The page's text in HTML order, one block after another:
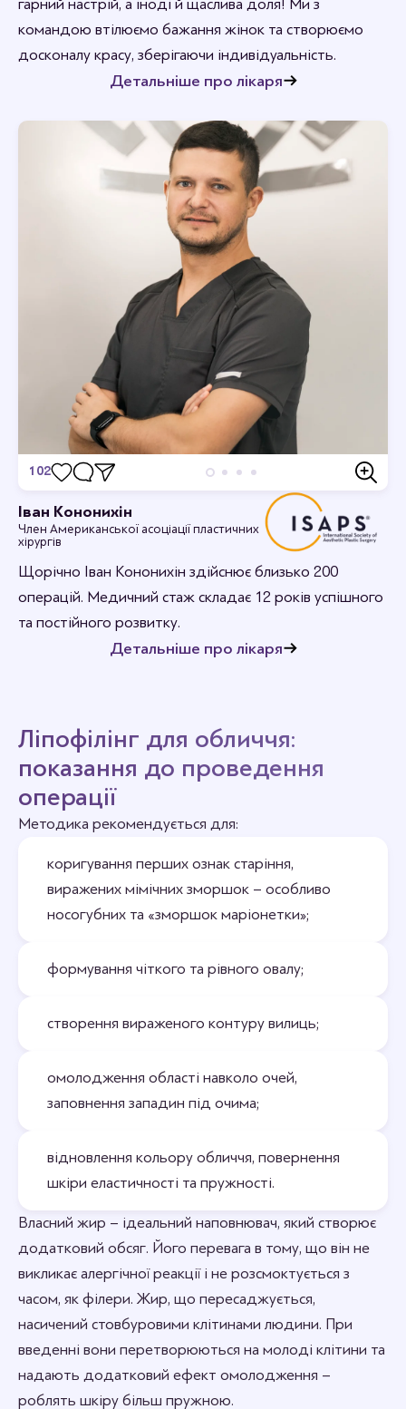
гарний настрій, а іноді й щаслива доля! Ми з
командою втілюємо бажання жінок та створюємо
досконалу красу, зберігаючи індивідуальність.
Детальніше про лікаря
Іван Кононихін
Член Американської асоціації пластичних
хірургів
Щорічно Іван Кононихін здійснює близько 200
операцій. Медичний стаж складає 12 років успішного
та постійного розвитку.
Детальніше про лікаря
102
Станьте першим хто залишить відгук.
Ліпофілінг для обличчя:
показання до проведення
операції
Методика рекомендується для:
коригування перших ознак старіння,
виражених мімічних зморшок – особливо
носогубних та «зморшок маріонетки»;
формування чіткого та рівного овалу;
створення вираженого контуру вилиць;
омолодження області навколо очей,
заповнення западин під очима;
відновлення кольору обличчя, повернення
шкіри еластичності та пружності.
Власний жир – ідеальний наповнювач, який створює
додатковий обсяг. Його перевага в тому, що він не
викликає алергічної реакції і не розсмоктується з
часом, як філери. Жир, що пересаджується,
насичений стовбуровими клітинами людини. При
введенні вони перетворюються на молоді клітини та
надають додатковий ефект омолодження –
роблять шкіру більш пружною.